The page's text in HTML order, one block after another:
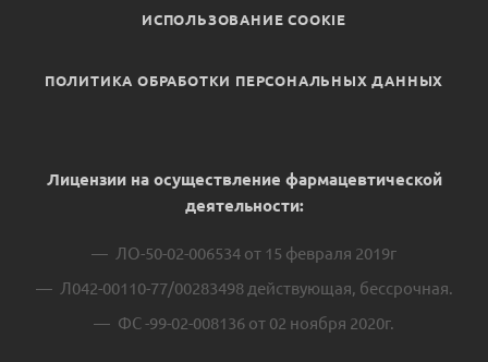
ИСПОЛЬЗОВАНИЕ COOKIE
ПОЛИТИКА ОБРАБОТКИ ПЕРСОНАЛЬНЫХ ДАННЫХ
Лицензии на осуществление фармацевтической
деятельности:
ЛО-50-02-006534 от 15 февраля 2019г
Л042-00110-77/00283498 действующая, бессрочная.
ФС -99-02-008136 от 02 ноября 2020г.